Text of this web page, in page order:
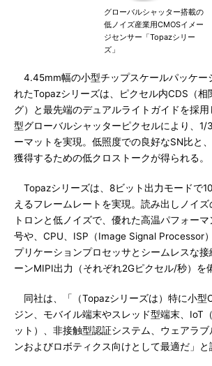
グローバルシャッター搭載の
低ノイズ産業用CMOSイメー
ジセンサー「Topazシリー
ズ」
4.45mm幅の小型チップスケールパッケー
れたTopazシリーズは、ピクセル内CDS（相
グ）と最先端のデュアルライトガイドを採
型グローバルシャッターピクセルにより、1/
ーマットを実現。低照度での良好なSN比と
獲得するための低クロストークが得られる。
Topazシリーズは、8ビット出力モードで
えるフレームレートを実現。読み出しノイ
トロンと低ノイズで、優れた高温パフォー
号や、CPU、ISP（Image Signal Processor
プリケーションプロセッサとシームレスな
ーンMIPI出力（それぞれ2Gピクセル/秒）を
同社は、「（Topazシリーズは）特に小型
ジン、モバイル端末やスレッド型端末、IoT
ット）、非接触型認証システム、ウェアラ
ンおよびロボティクス向けとして最適だ」と